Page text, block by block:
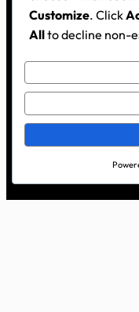
Customize. Click
Allto decline non-